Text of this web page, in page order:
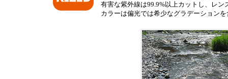
有害な紫外線は99.9%以上カットし、レ
カラーは偏光では希少なグラデーション